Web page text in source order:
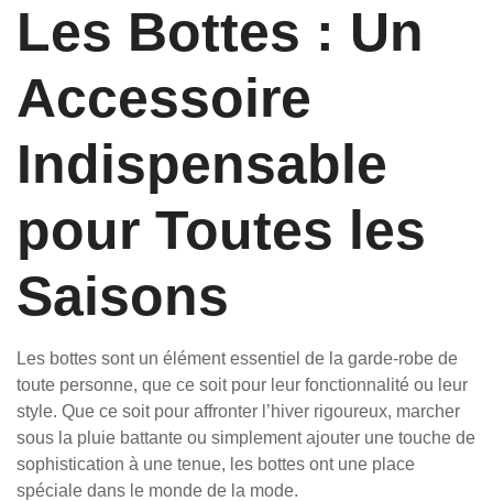
Les Bottes : Un
Accessoire
Indispensable
pour Toutes les
Saisons
Les bottes sont un élément essentiel de la garde-robe de
toute personne, que ce soit pour leur fonctionnalité ou leur
style. Que ce soit pour affronter l’hiver rigoureux, marcher
sous la pluie battante ou simplement ajouter une touche de
sophistication à une tenue, les bottes ont une place
spéciale dans le monde de la mode.